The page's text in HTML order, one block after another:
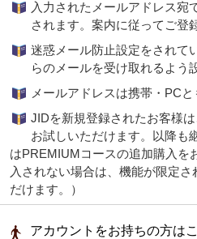
入力されたメールアドレス宛
されます。案内に従ってご登
迷惑メール防止設定をされて
らのメールを受け取れるよう
メールアドレスは携帯・PCと
JIDを新規登録されたお客様
お試しいただけます。以降も
はPREMIUMコースの追加購入を
入されない場合は、機能が限定
だけます。）
アカウントをお持ちの方は